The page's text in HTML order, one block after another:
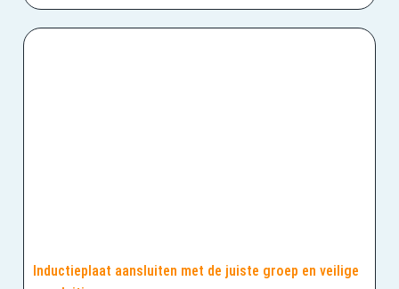
Inductieplaat aansluiten met de juiste groep en veilige